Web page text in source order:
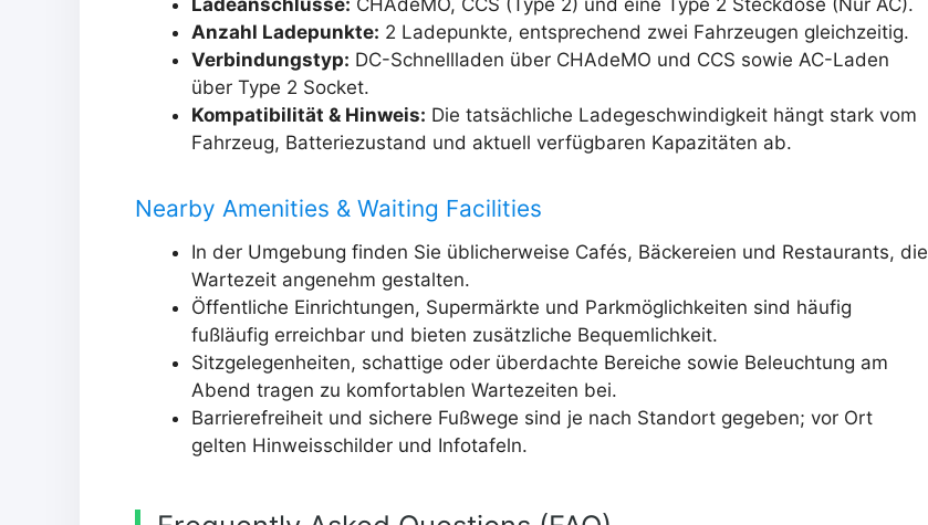
Ladeanschlüsse: CHAdeMO, CCS (Type 2) und eine Type 2 Steckdose (Nur AC).
Anzahl Ladepunkte: 2 Ladepunkte, entsprechend zwei Fahrzeugen gleichzeitig.
Verbindungstyp: DC-Schnellladen über CHAdeMO und CCS sowie AC-Laden
über Type 2 Socket.
Kompatibilität & Hinweis: Die tatsächliche Ladegeschwindigkeit hängt stark vom
Fahrzeug, Batteriezustand und aktuell verfügbaren Kapazitäten ab.
Nearby Amenities & Waiting Facilities
In der Umgebung finden Sie üblicherweise Cafés, Bäckereien und Restaurants, die
Wartezeit angenehm gestalten.
Öffentliche Einrichtungen, Supermärkte und Parkmöglichkeiten sind häufig
fußläufig erreichbar und bieten zusätzliche Bequemlichkeit.
Sitzgelegenheiten, schattige oder überdachte Bereiche sowie Beleuchtung am
Abend tragen zu komfortablen Wartezeiten bei.
Barrierefreiheit und sichere Fußwege sind je nach Standort gegeben; vor Ort
gelten Hinweisschilder und Infotafeln.